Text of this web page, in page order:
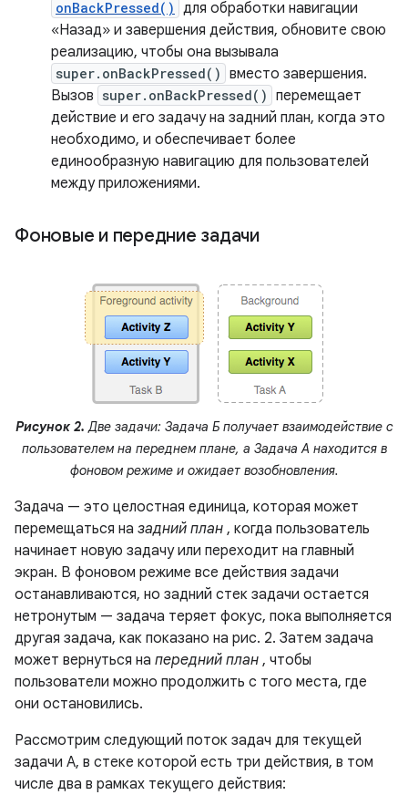
onBackPressed() для обработки навигации
«Назад» и завершения действия, обновите свою
реализацию, чтобы она вызывала
super.onBackPressed() вместо завершения.
Вызов super.onBackPressed() перемещает
действие и его задачу на задний план, когда это
необходимо, и обеспечивает более
единообразную навигацию для пользователей
между приложениями.
Фоновые и передние задачи
Рисунок 2. Две задачи: Задача Б получает взаимодействие с
пользователем на переднем плане, а Задача А находится в
фоновом режиме и ожидает возобновления.
Задача — это целостная единица, которая может
перемещаться на задний план , когда пользователь
начинает новую задачу или переходит на главный
экран. В фоновом режиме все действия задачи
останавливаются, но задний стек задачи остается
нетронутым — задача теряет фокус, пока выполняется
другая задача, как показано на рис. 2. Затем задача
может вернуться на передний план , чтобы
пользователи можно продолжить с того места, где
они остановились.
Рассмотрим следующий поток задач для текущей
задачи A, в стеке которой есть три действия, в том
числе два в рамках текущего действия: